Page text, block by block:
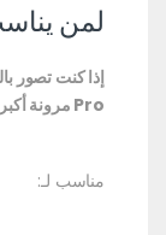
لمن
Pro مرونة أكبر وجودة تصوير أفضل.
مناسب لـ: